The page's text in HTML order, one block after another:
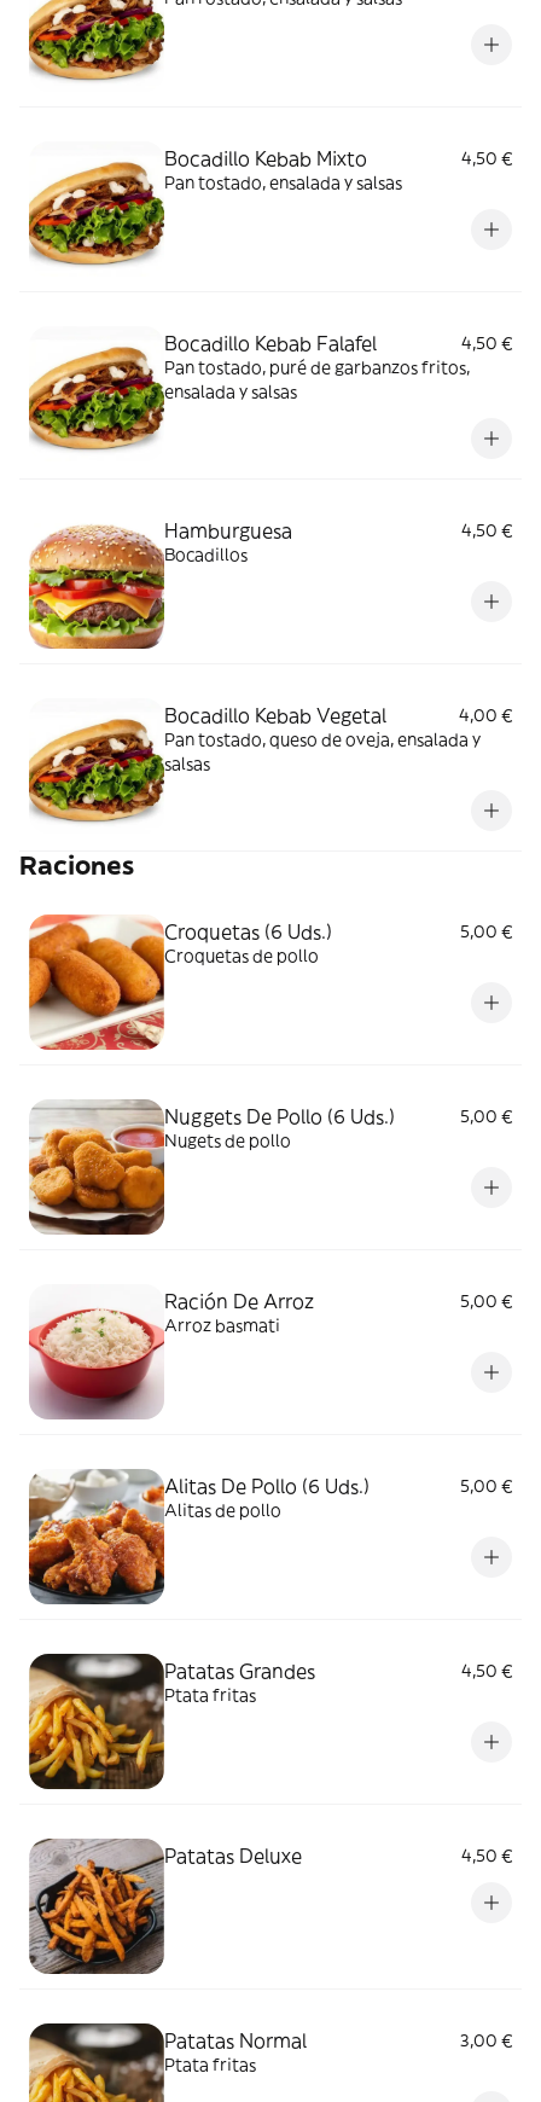
Bocadillo Kebab Mixto
4,50 €
Pan tostado, ensalada y salsas
Bocadillo Kebab Falafel
4,50 €
Pan tostado, puré de garbanzos fritos,
ensalada y salsas
Hamburguesa
4,50 €
Bocadillos
Bocadillo Kebab Vegetal
4,00 €
Pan tostado, queso de oveja, ensalada y
salsas
Raciones
Croquetas (6 Uds.)
5,00 €
Croquetas de pollo
Nuggets De Pollo (6 Uds.)
5,00 €
Nugets de pollo
Ración De Arroz
5,00 €
Arroz basmati
Alitas De Pollo (6 Uds.)
5,00 €
Alitas de pollo
Patatas Grandes
4,50 €
Ptata fritas
Patatas Deluxe 4,50 €
Patatas Normal
3,00 €
Ptata fritas